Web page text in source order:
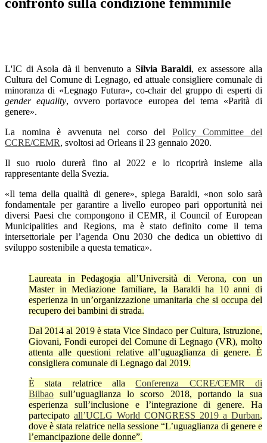
confronto sulla condizione femminile
L'IC di Asola dà il benvenuto a Silvia Baraldi, ex assessore alla
Cultura del Comune di Legnago, ed attuale consigliere comunale di
minoranza di «Legnago Futura»,co-chair del gruppo di esperti di
gender equality, ovvero portavoce europea del tema «Parità di
genere».
La nomina è avvenuta nel corso del Policy Committee del
CCRE/CEMR, svoltosi ad Orleans il 23 gennaio 2020.
Il suo ruolo durerà fino al 2022 e lo ricoprirà insieme alla
rappresentante della Svezia.
«Il tema della qualità di genere», spiega Baraldi, «non solo sarà
fondamentale per garantire a livello europeo pari opportunità nei
diversi Paesi che compongono il CEMR, il Council of European
Municipalities and Regions, ma è stato definito come il tema
intersettoriale per l’agenda Onu 2030 che dedica un obiettivo di
sviluppo sostenibile a questa tematica».
Laureata in Pedagogia all’Università di Verona, con un
Master in Mediazione familiare, la Baraldi ha 10 anni di
esperienza in un’organizzazione umanitaria che si occupa del
recupero dei bambini di strada.
Dal 2014 al 2019 è stata Vice Sindaco per Cultura, Istruzione,
Giovani, Fondi europei del Comune di Legnago (VR), molto
attenta alle questioni relative all’uguaglianza di genere. È
consigliera comunale di Legnago dal 2019.
È stata relatrice allaConferenza CCRE/CEMR di
Bilbao sull’uguaglianza lo scorso 2018, portando la sua
esperienza sull’inclusione e l’integrazione di genere. Ha
partecipato all’UCLG World CONGRESS 2019 a Durban,
dove è stata relatrice nella sessione “L’uguaglianza di genere e
l’emancipazione delle donne”.